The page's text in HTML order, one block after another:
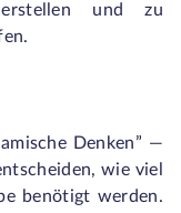
und zu
Denken” —
wie viel
benötigt werden.